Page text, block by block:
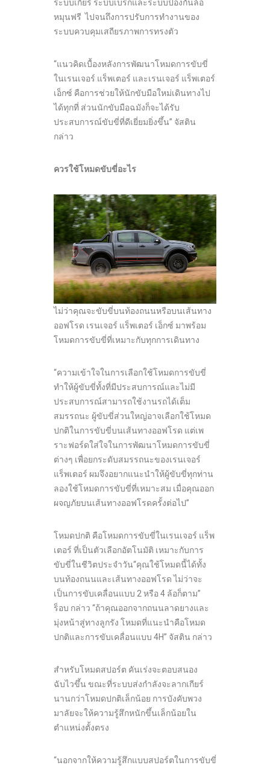
ระบบเกียร์ ระบบเบรกและระบบป้องกันล้อ
หมุนฟรี ไปจนถึงการปรับการทำงานของ
ระบบควบคุมเสถียรภาพการทรงตัว
“แนวคิดเบื้องหลังการพัฒนาโหมดการขับขี่
ในเรนเจอร์ แร็พเตอร์ และเรนเจอร์ แร็พเตอร์
เอ็กซ์ คือการช่วยให้นักขับมือใหม่เดินทางไป
ได้ทุกที่ ส่วนนักขับมือฉมังก็จะได้รับ
ประสบการณ์ขับขี่ที่ดีเยี่ยมยิ่งขึ้น” จัสติน
กล่าว
ควรใช้โหมดขับขี่อะไร
ไม่ว่าคุณจะขับขี่บนท้องถนนหรือบนเส้นทาง
ออฟโรด เรนเจอร์ แร็พเตอร์ เอ็กซ์ มาพร้อม
โหมดการขับขี่ที่เหมาะกับทุกการเดินทาง
“ความเข้าใจในการเลือกใช้โหมดการขับขี่
ทำให้ผู้ขับขี่ทั้งที่มีประสบการณ์และไม่มี
ประสบการณ์สามารถใช้งานรถได้เต็ม
สมรรถนะ ผู้ขับขี่ส่วนใหญ่อาจเลือกใช้โหมด
ปกติในการขับขี่บนเส้นทางออฟโรด แต่เพ
ราะฟอร์ดใส่ใจในการพัฒนาโหมดการขับขี่
ต่างๆ เพื่อยกระดับสมรรถนะของเรนเจอร์
แร็พเตอร์ ผมจึงอยากแนะนำให้ผู้ขับขี่ทุกท่าน
ลองใช้โหมดการขับขี่ที่เหมาะสม เมื่อคุณออก
ผจญภัยบนเส้นทางออฟโรดครั้งต่อไป”
โหมดปกติ คือโหมดการขับขี่ในเรนเจอร์ แร็พ
เตอร์ ที่เป็นตัวเลือกอัตโนมัติ เหมาะกับการ
ขับขี่ในชีวิตประจำวัน“คุณใช้โหมดนี้ได้ทั้ง
บนท้องถนนและเส้นทางออฟโรด ไม่ว่าจะ
เป็นการขับเคลื่อนแบบ 2 หรือ 4 ล้อก็ตาม”
ร็อบ กล่าว “ถ้าคุณออกจากถนนลาดยางและ
มุ่งหน้าสู่ทางลูกรัง โหมดที่แนะนำคือโหมด
ปกติและการขับเคลื่อนแบบ 4H” จัสติน กล่าว
สำหรับโหมดสปอร์ต คันเร่งจะตอบสนอง
ฉับไวขึ้น ขณะที่ระบบส่งกำลังจะลากเกียร์
นานกว่าโหมดปกติเล็กน้อย การบังคับพวง
มาลัยจะให้ความรู้สึกหนักขึ้นเล็กน้อยใน
ตำแหน่งตั้งตรง
“นอกจากให้ความรู้สึกแบบสปอร์ตในการขับขี่